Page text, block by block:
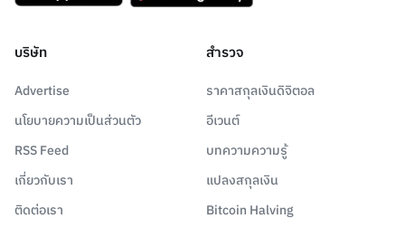
บริษัท
Advertise
นโยบายความเป็นส่วนตัว
RSS Feed
เกี่ยวกับเรา
ติดต่อเรา
สำรวจ
ราคาสกุลเงินดิจิตอล
อีเวนต์
บทความความรู้
แปลงสกุลเงิน
Bitcoin Halving